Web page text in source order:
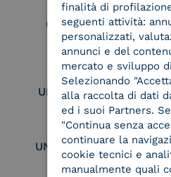
Conservatore
qualificato
UNI EN ISO 9001
UNI EN ISO 27017
finalità di
seguenti attività:
personalizzati,
annunci e del
mercato e sviluppo
Selezionando
alla raccolta di dati
ed i suoi Partners.
"Continua senza
continuare la
cookie tecnici e
manualmente quali